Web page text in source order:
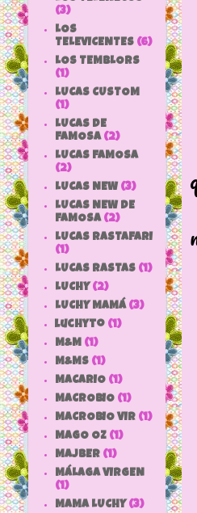
(3)
LOS
TELEVICENTES (6)
LOS TEMBLORS
(1)
LUCAS CUSTOM
(1)
LUCAS DE
FAMOSA (2)
LUCAS FAMOSA
(2)
LUCAS NEW (3)
LUCAS NEW DE
FAMOSA (2)
LUCAS RASTAFARI
(1)
LUCAS RASTAS (1)
LUCHY (2)
LUCHY MAMÁ (3)
luchyto (1)
M&M (1)
M&MS (1)
MACARIO (1)
MACROBIO (1)
MACROBIO VIR (1)
MAGO OZ (1)
MAJBER (1)
MÁLAGA VIRGEN
(1)
MAMA LUCHY (3)